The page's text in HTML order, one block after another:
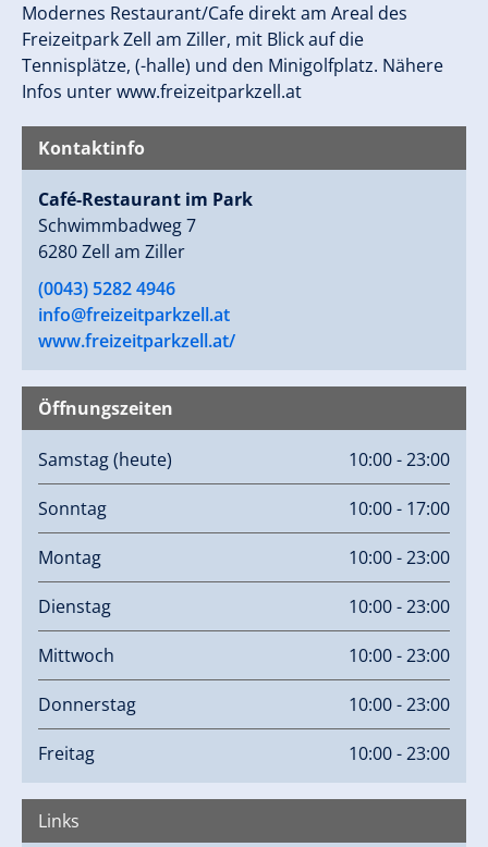
Modernes Restaurant/Cafe direkt am Areal des
Freizeitpark Zell am Ziller, mit Blick auf die
Tennisplätze, (-halle) und den Minigolfplatz. Nähere
Infos unter www.freizeitparkzell.at
Kontaktinfo
Café-Restaurant im Park
Schwimmbadweg 7
6280 Zell am Ziller
(0043) 5282 4946
info@freizeitparkzell.at
www.freizeitparkzell.at/
Öffnungszeiten
Samstag(heute) 10:00 - 23:00
Sonntag 10:00 - 17:00
Montag 10:00 - 23:00
Dienstag 10:00 - 23:00
Mittwoch 10:00 - 23:00
Donnerstag 10:00 - 23:00
Freitag 10:00 - 23:00
Links